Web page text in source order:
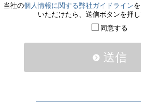
当社の個人情報に関する弊社ガイドライン
いただけたら、送信ボタンを押し
同意する
送信